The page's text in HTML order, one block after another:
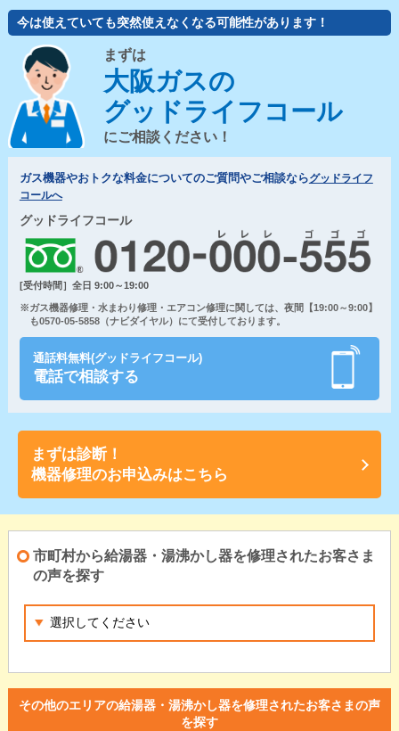
今は使えていても突然使えなくなる可能性があります！
まずは
大阪ガスの
グッドライフコール
にご相談ください！
ガス機器やおトクな料金についてのご質問やご相談ならグッドライフ
コールへ
グッドライフコール
[受付時間］全日 9:00～19:00
※ガス機器修理・水まわり修理・エアコン修理に関しては、夜間【19:00～9:00】
も0570-05-5858（ナビダイヤル）にて受付しております。
通話料無料(グッドライフコール)
電話で相談する
まずは診断！
機器修理のお申込みはこちら
市町村から給湯器・湯沸かし器を修理されたお客さま
の声を探す
その他のエリアの給湯器・湯沸かし器を修理されたお客さまの声
を探す